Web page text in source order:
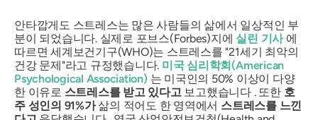
안타깝게도 스트레스는 많은 사람들의 삶에서 일상적인 부
분이 되었습니다. 실제로 포브스(Forbes)지에 실린 기사에
따르면 세계보건기구(WHO)는 스트레스를 "21세기 최악의
건강 문제"라고 규정했습니다. 미국 심리학회(American
Psychological Association) 는 미국인의 50% 이상이 다양
한 이유로 스트레스를 받고 있다고보고했습니다 . 또한 호
주 성인의 91%가삶의 적어도 한 영역에서 스트레스를 느낀